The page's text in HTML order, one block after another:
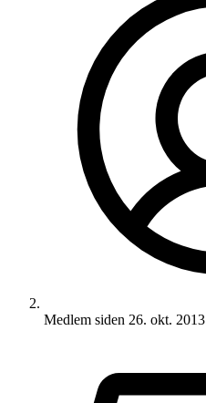
Medlem siden 26. okt. 2013